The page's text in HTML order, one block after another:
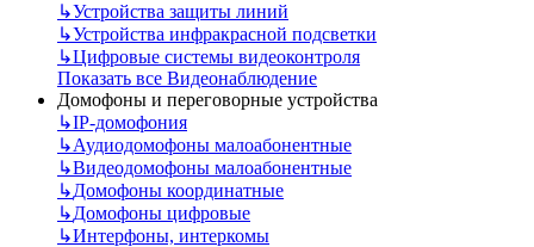
↳Устройства защиты линий
↳Устройства инфракрасной подсветки
↳Цифровые системы видеоконтроля
Показать все Видеонаблюдение
Домофоны и переговорные устройства
↳IP-домофония
↳Аудиодомофоны малоабонентные
↳Видеодомофоны малоабонентные
↳Домофоны координатные
↳Домофоны цифровые
↳Интерфоны, интеркомы